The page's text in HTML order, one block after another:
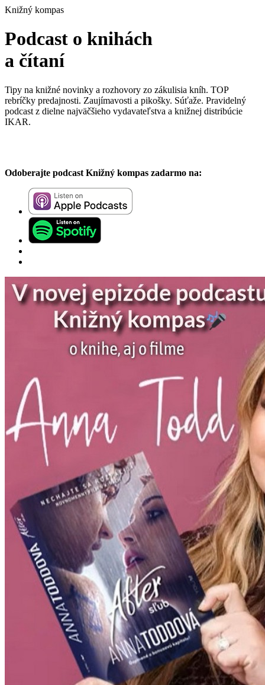
Knižný kompas
Podcast o knihách
a čítaní
Tipy na knižné novinky a rozhovory zo zákulisia kníh. TOP
rebríčky predajnosti. Zaujímavosti a pikošky. Súťaže. Pravidelný
podcast z dielne najväčšieho vydavateľstva a knižnej distribúcie
IKAR.
Odoberajte podcast Knižný kompas zadarmo na: